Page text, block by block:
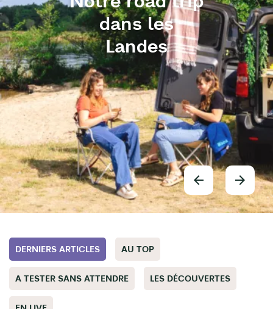
dans les
Landes
DERNIERS ARTICLES AU TOP
A TESTER SANS ATTENDRE LES DÉCOUVERTES